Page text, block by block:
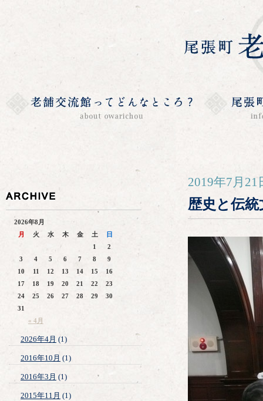
2026年8月
月
火 水 木 金 土 日
« 4月
1
2
3
4 5 6 7 8
9
10
11 12 13 14 15
16
17
18 19 20 21 22
23
24
25 26 27 28 29
30
31
2026年4月 (1)
2016年10月 (1)
2016年3月 (1)
2015年11月 (1)
2019年7月21
歴史と伝統